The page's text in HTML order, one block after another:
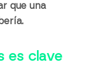
que una
es clave